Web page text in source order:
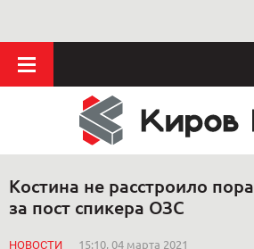
Костина не расстроило
за пост спикера ОЗС
НОВОСТИ 15:10, 04 марта 2021